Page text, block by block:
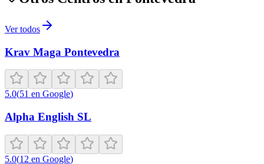
Ver todos
Krav Maga Pontevedra
5.0(51 en Google)
Alpha English SL
5.0(12 en Google)